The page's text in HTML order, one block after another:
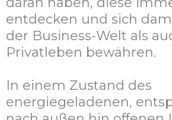
entdecken und sich
der Business-Welt als
Privatleben bewähren.
In einem Zustand des
energiegeladenen,